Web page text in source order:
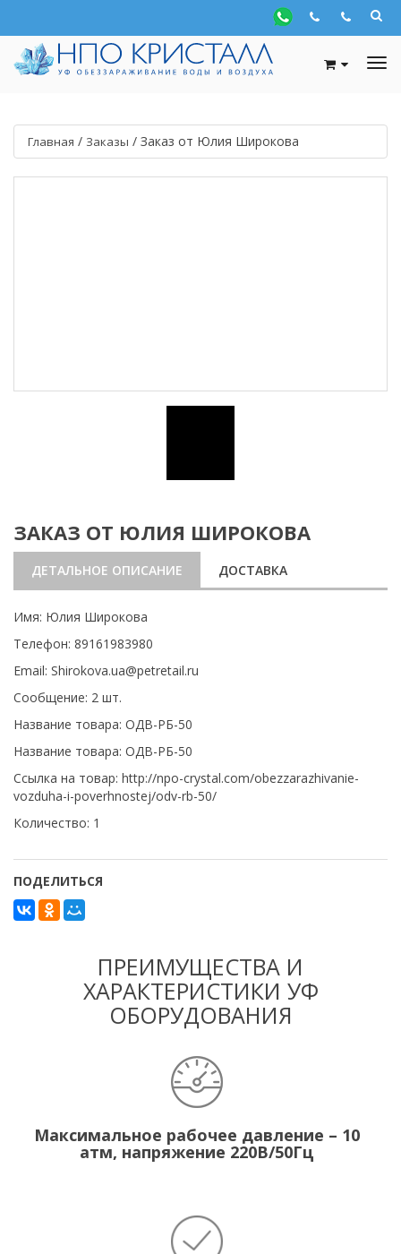
Главная / Заказы / Заказ от Юлия Широкова
ЗАКАЗ ОТ ЮЛИЯ ШИРОКОВА
ДЕТАЛЬНОЕ ОПИСАНИЕ ДОСТАВКА
Имя: Юлия Широкова
Телефон: 89161983980
Email: Shirokova.ua@petretail.ru
Сообщение: 2 шт.
Название товара: ОДВ-РБ-50
Название товара: ОДВ-РБ-50
Ссылка на товар: http://npo-crystal.com/obezzarazhivanie-
vozduha-i-poverhnostej/odv-rb-50/
Количество: 1
ПОДЕЛИТЬСЯ
ПРЕИМУЩЕСТВА И
ХАРАКТЕРИСТИКИ УФ
ОБОРУДОВАНИЯ
Максимальное рабочее давление – 10
атм, напряжение 220В/50Гц